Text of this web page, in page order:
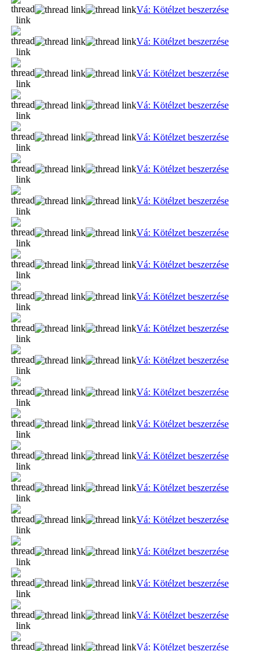
Vá: Kötélzet beszerzése
Vá: Kötélzet beszerzése
Vá: Kötélzet beszerzése
Vá: Kötélzet beszerzése
Vá: Kötélzet beszerzése
Vá: Kötélzet beszerzése
Vá: Kötélzet beszerzése
Vá: Kötélzet beszerzése
Vá: Kötélzet beszerzése
Vá: Kötélzet beszerzése
Vá: Kötélzet beszerzése
Vá: Kötélzet beszerzése
Vá: Kötélzet beszerzése
Vá: Kötélzet beszerzése
Vá: Kötélzet beszerzése
Vá: Kötélzet beszerzése
Vá: Kötélzet beszerzése
Vá: Kötélzet beszerzése
Vá: Kötélzet beszerzése
Vá: Kötélzet beszerzése
Vá: Kötélzet beszerzése